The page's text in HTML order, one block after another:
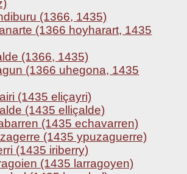
(1366, 1435)
(1366 hoyharart, 1435
(1366, 1435)
(1366 uhegona, 1435
(1435 eliçayri)
(1435 elliçalde)
(1435 echavarren)
(1435 ypuzaguerre)
(1435 iriberry)
(1435 larragoyen)